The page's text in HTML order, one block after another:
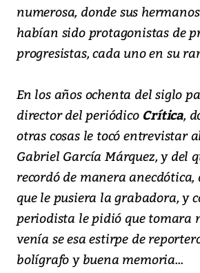
numerosa, donde sus
habían sido protagonistas de
progresistas, cada uno en su
En los años ochenta del siglo
director del periódico Crítica,
otras cosas le tocó entrevistar
Gabriel García Márquez, y del
recordó de manera anecdótica,
que le pusiera la grabadora, y
periodista le pidió que tomara
venía se esa estirpe de
bolígrafo y buena memoria...